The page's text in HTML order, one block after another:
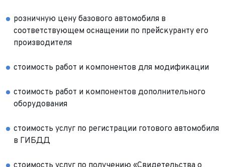
розничную цену базового автомобиля в
соответствующем оснащении по прейскуранту его
производителя
стоимость работ и компонентов для модификации
стоимость работ и компонентов дополнительного
оборудования
стоимость услуг по регистрации готового автомобиля
в ГИБДД